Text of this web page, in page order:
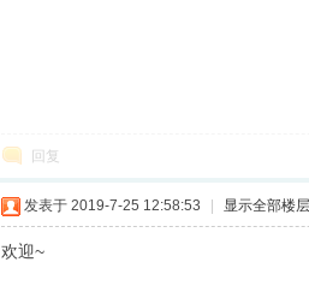
回复
发表于 2019-7-25 12:58:53 显示全部楼层
欢迎~